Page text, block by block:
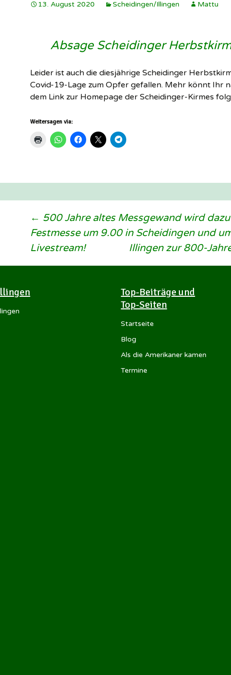
Schützenverein
Scheidingen/
SuS Scheidingen ▸
13. August 2020 Scheidingen/Illingen Mattu
Absage Scheidinger
Leider ist auch die diesjährige Scheidinger
Covid-19-Lage zum Opfer gefallen. Mehr könnt Ihr
dem Link zur Homepage der Scheidinger-Kirmes
Weitersagen via:
Beitragsnavigation
← 500 Jahre altes Messgewand wird
Festmesse um 9.00 in Scheidingen und
Livestream!
Illingen zur 800-
Top-Beiträge und
Top-Seiten
Startseite
Blog
Als die Amerikaner kamen
Termine